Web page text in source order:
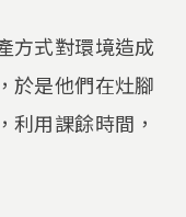
方式對環境造成
於是他們在灶腳
利用課餘時間，